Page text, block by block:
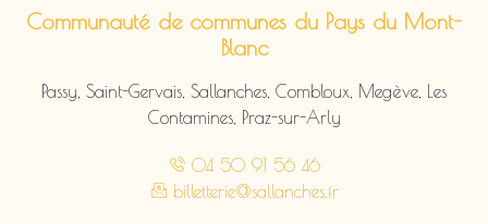
Communauté de communes du Pays du Mont-
Blanc
Passy, Saint-Gervais, Sallanches, Combloux, Megève, Les
Contamines, Praz-sur-Arly
04 50 91 56 46
billetterie@sallanches.fr